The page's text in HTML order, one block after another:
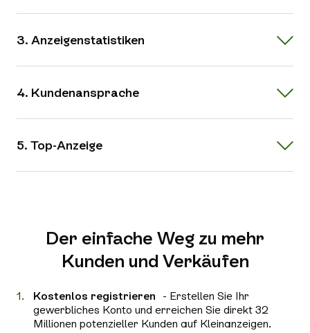
3. Anzeigenstatistiken
4. Kundenansprache
5. Top-Anzeige
Der einfache Weg zu mehr
Kunden und Verkäufen
Kostenlos registrieren - Erstellen Sie Ihr
gewerbliches Konto und erreichen Sie direkt 32
Millionen potenzieller Kunden auf Kleinanzeigen.